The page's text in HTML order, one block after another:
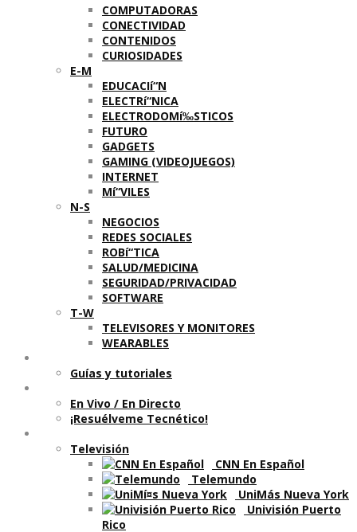
COMPUTADORAS
CONECTIVIDAD
CONTENIDOS
CURIOSIDADES
E-M
EDUCACIí“N
ELECTRí“NICA
ELECTRODOMí‰STICOS
FUTURO
GADGETS
GAMING (VIDEOJUEGOS)
INTERNET
Mí“VILES
N-S
NEGOCIOS
REDES SOCIALES
ROBí“TICA
SALUD/MEDICINA
SEGURIDAD/PRIVACIDAD
SOFTWARE
T-W
TELEVISORES Y MONITORES
WEARABLES
Guí­as y tutoriales
En Vivo / En Directo
¡Resuélveme Tecnético!
Televisión
CNN En Español
Telemundo
UniMás Nueva York
Univisión Puerto
Rico